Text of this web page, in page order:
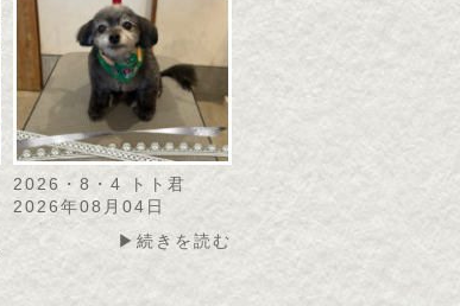
2026・8・4 トト君
2026年08月04日
▶続きを読む